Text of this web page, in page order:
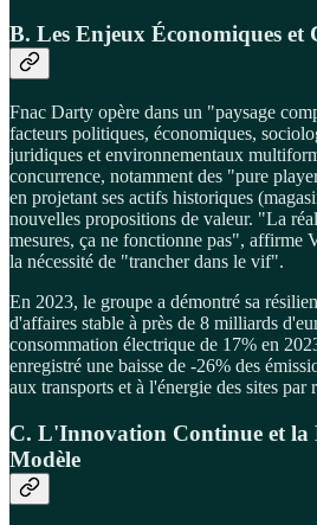
B. Les Enjeux Économiques et
Fnac Darty opère dans un "paysage
facteurs politiques, économiques,
juridiques et environnementaux
concurrence, notamment des "pure
en projetant ses actifs historiques
nouvelles propositions de valeur. "La
mesures, ça ne fonctionne pas", affirme
la nécessité de "trancher dans le vif".
En 2023, le groupe a démontré sa
d'affaires stable à près de 8 milliards
consommation électrique de 17% en
enregistré une baisse de -26% des
aux transports et à l'énergie des sites par
C. L'Innovation Continue et la
Modèle